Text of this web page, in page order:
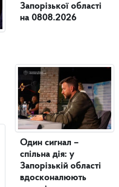
Запорізької області
на 0808.2026
Один сигнал –
спільна дія: у
Запорізькій області
вдосконалюють